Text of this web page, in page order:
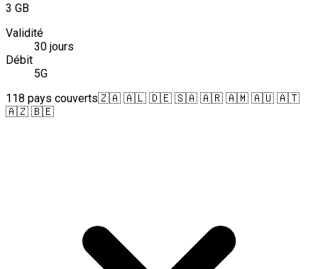
3 GB
Validité
30 jours
Débit
5G
118 pays couverts🇿🇦 🇦🇱 🇩🇪 🇸🇦 🇦🇷 🇦🇲 🇦🇺 🇦🇹
🇦🇿 🇧🇪